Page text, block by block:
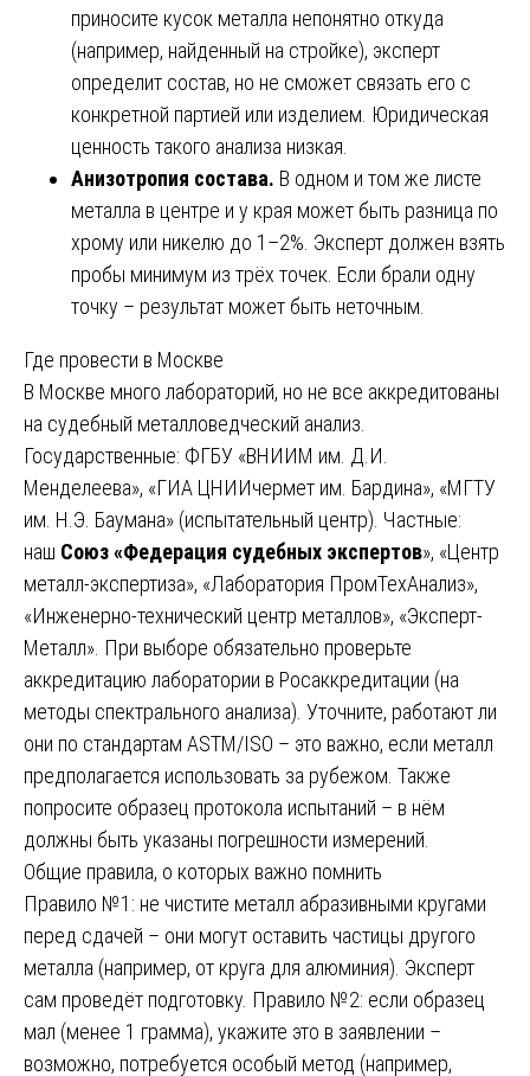
приносите кусок металла непонятно откуда
(например, найденный на стройке), эксперт
определит состав, но не сможет связать его с
конкретной партией или изделием. Юридическая
ценность такого анализа низкая.
Анизотропия состава. В одном и том же листе
металла в центре и у края может быть разница по
хрому или никелю до 1–2%. Эксперт должен взять
пробы минимум из трёх точек. Если брали одну
точку – результат может быть неточным.
Где провести в Москве
В Москве много лабораторий, но не все аккредитованы
на судебный металловедческий анализ.
Государственные: ФГБУ «ВНИИМ им. Д.И.
Менделеева», «ГИА ЦНИИчермет им. Бардина», «МГТУ
им. Н.Э. Баумана» (испытательный центр). Частные:
наш Союз «Федерация судебных экспертов», «Центр
металл-экспертиза», «Лаборатория ПромТехАнализ»,
«Инженерно-технический центр металлов», «Эксперт-
Металл». При выборе обязательно проверьте
аккредитацию лаборатории в Росаккредитации (на
методы спектрального анализа). Уточните, работают ли
они по стандартам ASTM/ISO – это важно, если металл
предполагается использовать за рубежом. Также
попросите образец протокола испытаний – в нём
должны быть указаны погрешности измерений.
Общие правила, о которых важно помнить
Правило №1: не чистите металл абразивными кругами
перед сдачей – они могут оставить частицы другого
металла (например, от круга для алюминия). Эксперт
сам проведёт подготовку. Правило №2: если образец
мал (менее 1 грамма), укажите это в заявлении –
возможно, потребуется особый метод (например,